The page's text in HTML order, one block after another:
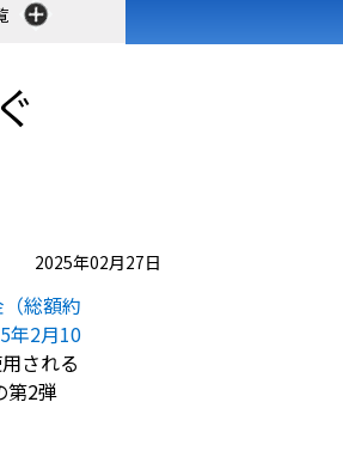
2025年02月27日
総額約
年2月10
される
第2弾